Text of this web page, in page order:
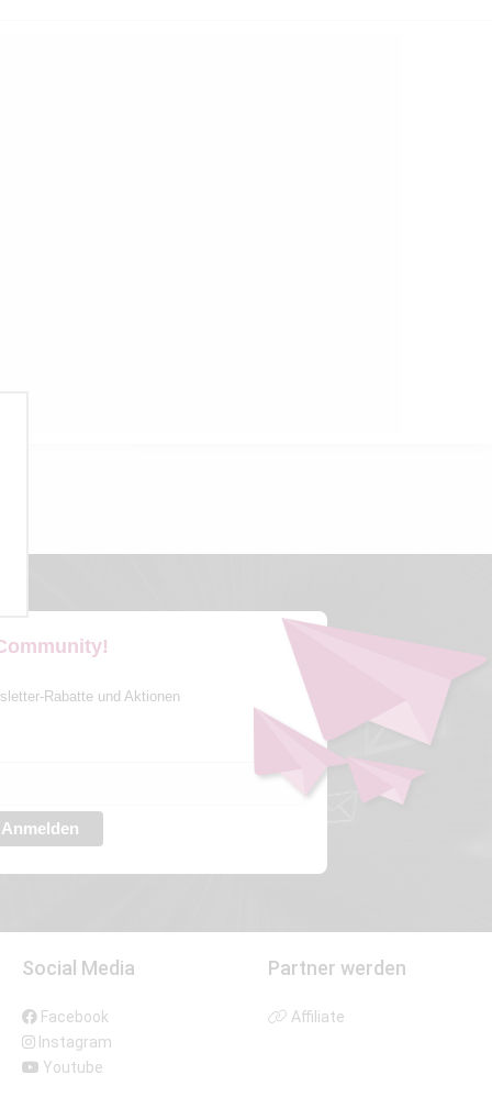
Rabatte und Aktionen
Anmelden
Social Media
Facebook
Instagram
Youtube
Partner werden
Affiliate